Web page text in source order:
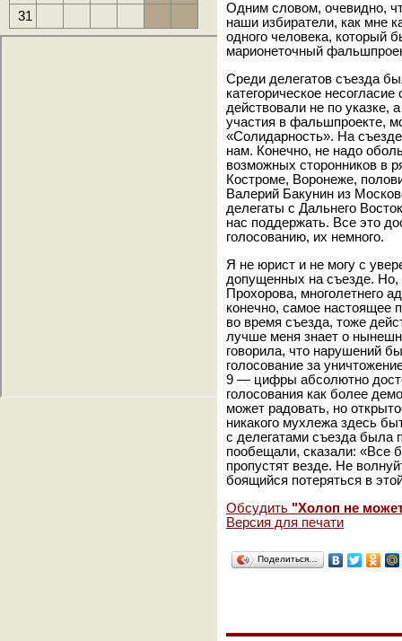
31
Одним словом, очевидно,
наши избиратели, как мне
одного человека, который
марионеточный
Среди делегатов съезда
категорическое
действовали не по указке,
участия в фальшпроекте,
«Солидарность». На
нам. Конечно, не надо
возможных сторонников в
Костроме, Воронеже,
Валерий Бакунин из
делегаты с Дальнего
нас поддержать. Все это
голосованию, их немного.
Я не юрист и не могу с
допущенных на съезде. Но,
Прохорова, многолетнего
конечно, самое настоящее
во время съезда, тоже
лучше меня знает о
говорила, что нарушений
голосование за
9 — цифры абсолютно
голосования как более
может радовать, но
никакого мухлежа здесь
с делегатами съезда была
пообещали, сказали: «Все
пропустят везде. Не
боящийся потеряться в
Обсудить "Холоп не
Версия для печати
Поделиться…